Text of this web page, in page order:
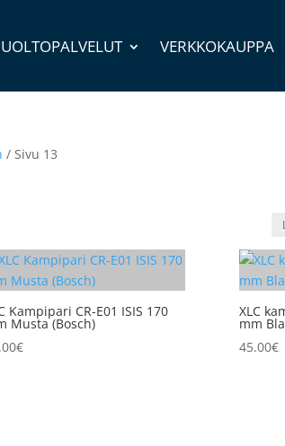
VERKKOKAUPPA
/ Sivu 13
Kampipari CR-E01 ISIS 170
Musta (Bosch)
€
XLC
mm
45.00€